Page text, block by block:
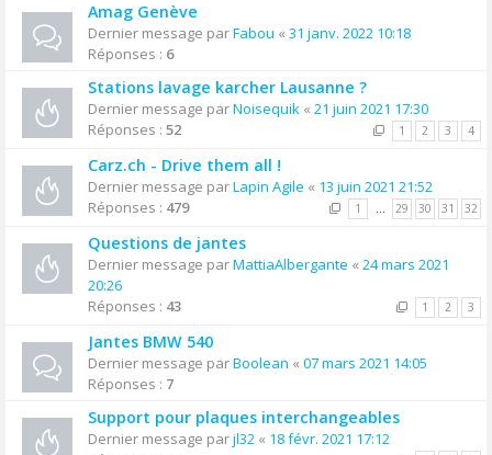
Amag Genève
Dernier message parFabou « 31 janv. 2022 10:18
Réponses : 6
Stations lavage karcher Lausanne ?
Dernier message parNoisequik « 21 juin 2021 17:30
Réponses : 52 1 2 3 4
Carz.ch - Drive them all !
Dernier message parLapin Agile « 13 juin 2021 21:52
Réponses : 479 1 … 29 30 31 32
Questions de jantes
Dernier message parMattiaAlbergante « 24 mars 2021
20:26
Réponses : 43 1 2 3
Jantes BMW 540
Dernier message parBoolean « 07 mars 2021 14:05
Réponses : 7
Support pour plaques interchangeables
Dernier message parjl32 « 18 févr. 2021 17:12